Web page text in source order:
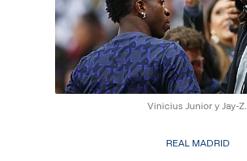
Vinicius Junior y Jay-Z.
REAL MADRID